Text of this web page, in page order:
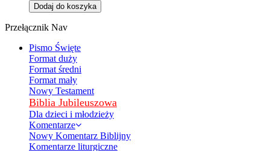
Dodaj do koszyka
Przełącznik Nav
Pismo Święte
Format duży
Format średni
Format mały
Nowy Testament
Biblia Jubileuszowa
Dla dzieci i młodzieży
Komentarze
Nowy Komentarz Biblijny
Komentarze liturgiczne